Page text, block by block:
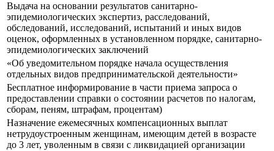
Выдача на основании результатов санитарно-
эпидемиологических экспертиз, расследований,
обследований, исследований, испытаний и иных видов
оценок, оформленных в установленном порядке, санитарно-
эпидемиологических заключений
«Об уведомительном порядке начала осуществления
отдельных видов предпринимательской деятельности»
Бесплатное информирование в части приема запроса о
предоставлении справки о состоянии расчетов по налогам,
сборам, пеням, штрафам, процентам)
Назначение ежемесячных компенсационных выплат
нетрудоустроенным женщинам, имеющим детей в возрасте
до 3 лет, уволенным в связи с ликвидацией организации